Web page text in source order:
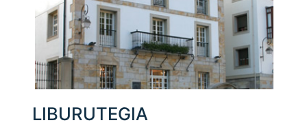
LIBURUTEGIA